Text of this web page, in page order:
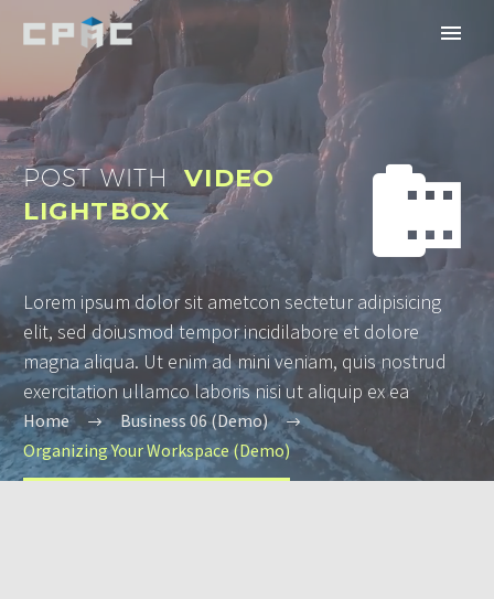


POST WITH
VIDEO
LIGHTBOX
Lorem ipsum dolor sit ametcon sectetur adipisicing
elit, sed doiusmod tempor incidilabore et dolore
magna aliqua. Ut enim ad mini veniam, quis nostrud
exercitation ullamco laboris nisi ut aliquip ex ea
Home
Business 06 (Demo)
Organizing Your Workspace (Demo)